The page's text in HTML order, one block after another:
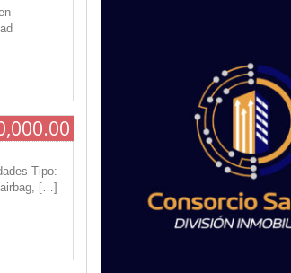
Tipo:
[…]